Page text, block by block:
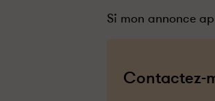
Si mon annonce
Contactez-